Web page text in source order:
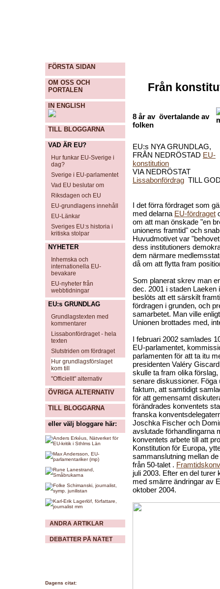
FÖRSTA SIDAN
OM OSS OCH
PORTALEN
IN ENGLISH
TILL BLOGGARNA
VAD ÄR EU?
Hur funkar EU-Sverige i
dag?
Sverige i EU-parlamentet
Vad EU beslutar om
Riksdagen och EU
EU-grundlagens innehåll
EU-Länkar
Sveriges EU:s historia i
kritiska stolpar
NYHETER
Inhemska och
internationella EU-
bevakare
EU-nyheter från
webbtidningar
EU:s GRUNDLAG
Grundlagstexten med
kommentarer
Lissabonfördraget - hela
texten
Slutstriden om fördraget
Hur grundlagsförslaget
kom till
"Officiellt" alternativ
ÖVRIGA ALTERNATIV
TILL BLOGGARNA
eller välj bloggare här:
ANDRA ARTIKLAR
DEBATTER PÅ NÄTET
Dagens citat:
Från
8 år av övertalande av
folken
EU:s NYA GRUNDLAG,
FRÅN NEDRÖSTAD EU-
konstitution
VIA NEDRÖSTAT
Lissabonfördrag TILL
I det förra fördraget som
med delarna EU-fördraget
om att man önskade "en
unionens framtid" och
Huvudmotivet var
dess institutioners
dem närmare
då om att flytta fram
Som planerat skrev man
dec. 2001 i staden Laeken
beslöts att ett särskilt
fördragen i grunden, och
samarbetet. Man ville
Unionen brottades med,
I februari 2002 samlades
EU-parlamentet,
parlamenten för att ta itu
presidenten Valéry
skulle ta fram olika
senare diskussioner.
faktum, att samtidigt
för att gemensamt
förändrades konventets
franska
Joschka Fischer och
avslutade förhandlingarna
konventets arbete till att
Konstitution för Europa,
sammanslutning mellan
från 50-talet .
juli 2003. Efter en del
med smärre ändringar av
oktober 2004.